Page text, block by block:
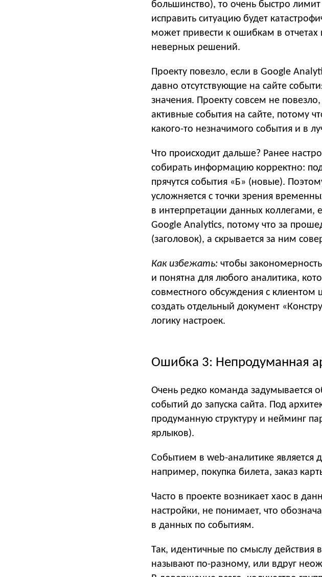
большинство), то очень быстро лимит
исправить ситуацию будет
может привести к ошибкам в
неверных решений.
Проекту повезло, если в Google
давно отсутствующие на сайте
значения. Проекту совсем не
активные события на сайте, потому
какого-то незначимого события и в
Что происходит дальше? Ранее
собирать информацию корректно:
прячутся события «Б» (новые).
усложняется с точки зрения
в интерпретации данных коллегами,
Google Analytics, потому что за
(заголовок), а скрывается за ним
Как избежать: чтобы
и понятна для любого аналитика,
совместного обсуждения с клиентом
создать отдельный документ
логику настроек.
Ошибка 3: Непродуманная
Очень редко команда задумывается
событий до запуска сайта. Под
продуманную структуру и нейминг
ярлыков).
Событием в web-аналитике является
например, покупка билета, заказ
Часто в проекте возникает хаос в
настройки, не понимает, что
в данных по событиям.
Так, идентичные по смыслу действия
называют по-разному, или вдруг